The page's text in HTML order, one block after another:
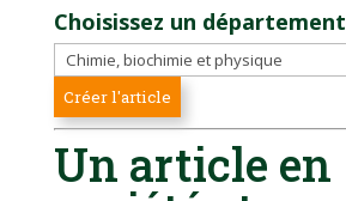
Choisissez un département
Un article en